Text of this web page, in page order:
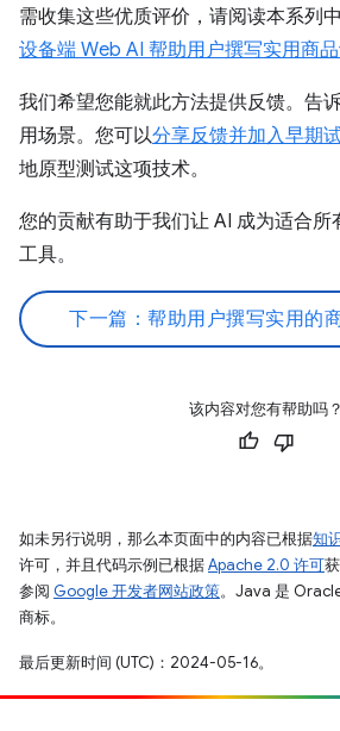
需收集这些优质评价，请阅读本系列
设备端 Web AI 帮助用户撰写实用商
我们希望您能就此方法提供反馈。告
用场景。您可以分享反馈并加入早期
地原型测试这项技术。
您的贡献有助于我们让 AI 成为适合所
工具。
下一篇：帮助用户撰写实用的
该内容对您有帮助吗？
如未另行说明，那么本页面中的内容已根据知
许可，并且代码示例已根据Apache 2.0 许可
参阅 Google 开发者网站政策。Java 是
商标。
最后更新时间 (UTC)：2024-05-16。